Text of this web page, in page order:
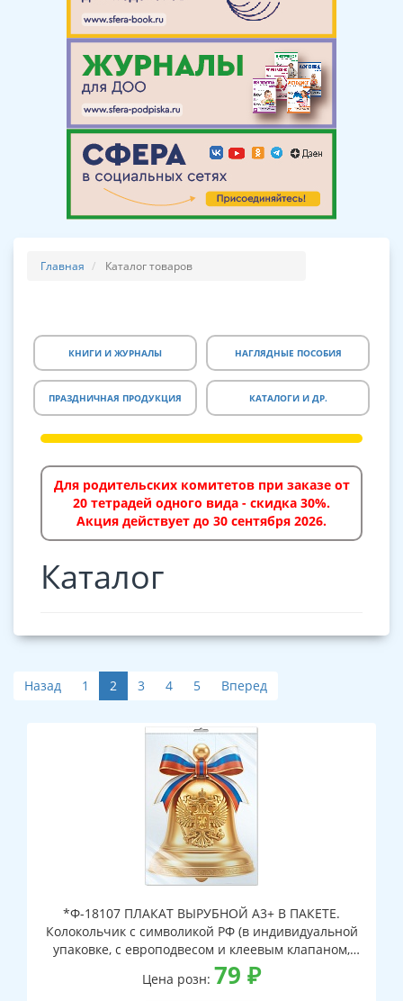
Главная Каталог товаров
КНИГИ И ЖУРНАЛЫ НАГЛЯДНЫЕ ПОСОБИЯ
ПРАЗДНИЧНАЯ ПРОДУКЦИЯ КАТАЛОГИ И ДР.
Для родительских комитетов при заказе от
20 тетрадей одного вида - скидка 30%.
Акция действует до 30 сентября 2026.
Каталог
Назад 1 2 3 4 5 Вперед
*Ф-18107 ПЛАКАТ ВЫРУБНОЙ А3+ В ПАКЕТЕ.
Колокольчик с символикой РФ (в индивидуальной
упаковке, с европодвесом и клеевым клапаном,
двухсторонний, ВД-лак)
Цена розн: 79 ₽